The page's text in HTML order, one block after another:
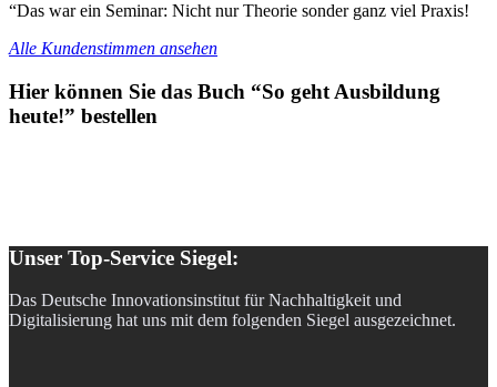
“Das war ein Seminar: Nicht nur Theorie sonder ganz viel Praxis!
Alle Kundenstimmen ansehen
Hier können Sie das Buch “So geht Ausbildung
heute!” bestellen
Unser Top-Service Siegel:
Das Deutsche Innovationsinstitut für Nachhaltigkeit und
Digitalisierung hat uns mit dem folgenden Siegel ausgezeichnet.